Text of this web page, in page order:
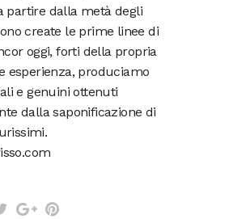
partire dalla metà degli
create le prime linee di
oggi, forti della propria
esperienza, produciamo
e genuini ottenuti
dalla saponificazione di